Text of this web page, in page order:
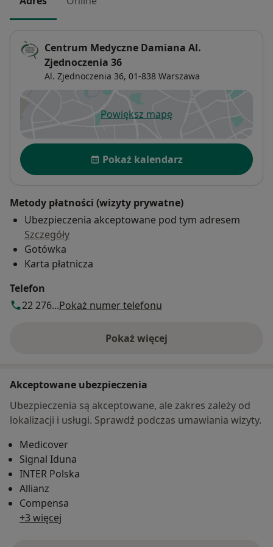
Centrum Medyczne Damiana Al.
Zjednoczenia 36
Al. Zjednoczenia 36, 01-838 Warszawa
Powiększ mapęotwiera się w nowej karcie
Dostępność
Pokaż kalendarz
Metody płatności (wizyty prywatne)
Ubezpieczenia akceptowane pod tym adresem
Szczegóły
Gotówka
Karta płatnicza
Telefon
22 276...Pokaż numer telefonu
Pokaż więcej
o adresie
Akceptowane ubezpieczenia
Ubezpieczenia są akceptowane, ale zakres zależy od
lokalizacji i usługi. Sprawdź podczas umawiania wizyty.
Medicover
Signal Iduna
INTER Polska
Allianz
Compensa
+3 więcej